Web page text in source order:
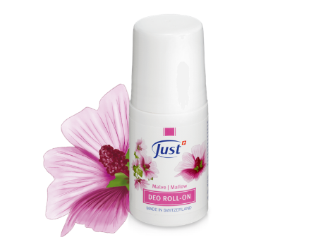
Katalog
Duschen
Körperpflege
Kräutercremen
Fußpflege